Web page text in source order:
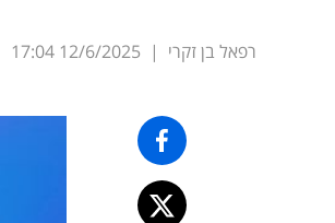
רפאל בן זקרי |
12/6/2025
17:04